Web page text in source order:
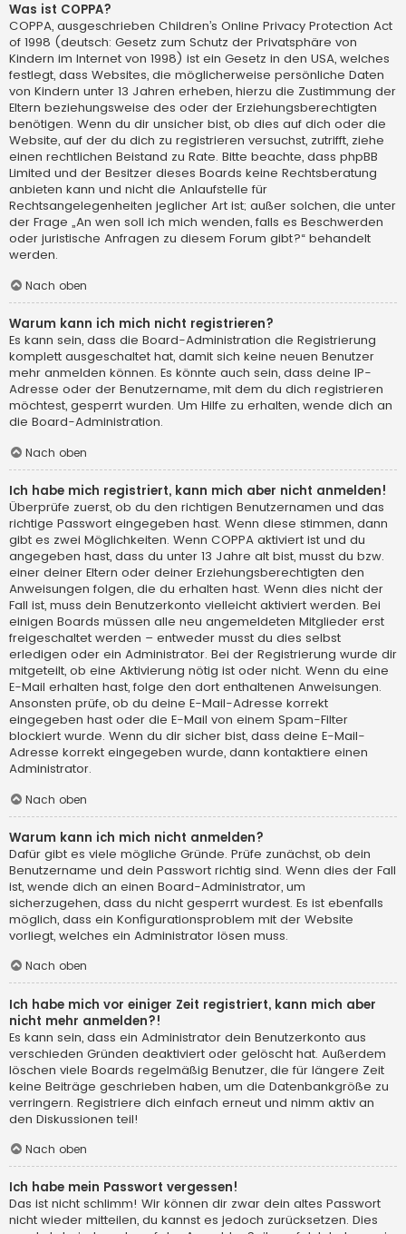
Was ist COPPA?
COPPA, ausgeschrieben Children’s Online Privacy Protection Act
of 1998 (deutsch: Gesetz zum Schutz der Privatsphäre von
Kindern im Internet von 1998) ist ein Gesetz in den USA, welches
festlegt, dass Websites, die möglicherweise persönliche Daten
von Kindern unter 13 Jahren erheben, hierzu die Zustimmung der
Eltern beziehungsweise des oder der Erziehungsberechtigten
benötigen. Wenn du dir unsicher bist, ob dies auf dich oder die
Website, auf der du dich zu registrieren versuchst, zutrifft, ziehe
einen rechtlichen Beistand zu Rate. Bitte beachte, dass phpBB
Limited und der Besitzer dieses Boards keine Rechtsberatung
anbieten kann und nicht die Anlaufstelle für
Rechtsangelegenheiten jeglicher Art ist; außer solchen, die unter
der Frage „An wen soll ich mich wenden, falls es Beschwerden
oder juristische Anfragen zu diesem Forum gibt?“ behandelt
werden.
Nach oben
Warum kann ich mich nicht registrieren?
Es kann sein, dass die Board-Administration die Registrierung
komplett ausgeschaltet hat, damit sich keine neuen Benutzer
mehr anmelden können. Es könnte auch sein, dass deine IP-
Adresse oder der Benutzername, mit dem du dich registrieren
möchtest, gesperrt wurden. Um Hilfe zu erhalten, wende dich an
die Board-Administration.
Nach oben
Ich habe mich registriert, kann mich aber nicht anmelden!
Überprüfe zuerst, ob du den richtigen Benutzernamen und das
richtige Passwort eingegeben hast. Wenn diese stimmen, dann
gibt es zwei Möglichkeiten. Wenn COPPA aktiviert ist und du
angegeben hast, dass du unter 13 Jahre alt bist, musst du bzw.
einer deiner Eltern oder deiner Erziehungsberechtigten den
Anweisungen folgen, die du erhalten hast. Wenn dies nicht der
Fall ist, muss dein Benutzerkonto vielleicht aktiviert werden. Bei
einigen Boards müssen alle neu angemeldeten Mitglieder erst
freigeschaltet werden – entweder musst du dies selbst
erledigen oder ein Administrator. Bei der Registrierung wurde dir
mitgeteilt, ob eine Aktivierung nötig ist oder nicht. Wenn du eine
E-Mail erhalten hast, folge den dort enthaltenen Anweisungen.
Ansonsten prüfe, ob du deine E-Mail-Adresse korrekt
eingegeben hast oder die E-Mail von einem Spam-Filter
blockiert wurde. Wenn du dir sicher bist, dass deine E-Mail-
Adresse korrekt eingegeben wurde, dann kontaktiere einen
Administrator.
Nach oben
Warum kann ich mich nicht anmelden?
Dafür gibt es viele mögliche Gründe. Prüfe zunächst, ob dein
Benutzername und dein Passwort richtig sind. Wenn dies der Fall
ist, wende dich an einen Board-Administrator, um
sicherzugehen, dass du nicht gesperrt wurdest. Es ist ebenfalls
möglich, dass ein Konfigurationsproblem mit der Website
vorliegt, welches ein Administrator lösen muss.
Nach oben
Ich habe mich vor einiger Zeit registriert, kann mich aber
nicht mehr anmelden?!
Es kann sein, dass ein Administrator dein Benutzerkonto aus
verschieden Gründen deaktiviert oder gelöscht hat. Außerdem
löschen viele Boards regelmäßig Benutzer, die für längere Zeit
keine Beiträge geschrieben haben, um die Datenbankgröße zu
verringern. Registriere dich einfach erneut und nimm aktiv an
den Diskussionen teil!
Nach oben
Ich habe mein Passwort vergessen!
Das ist nicht schlimm! Wir können dir zwar dein altes Passwort
nicht wieder mitteilen, du kannst es jedoch zurücksetzen. Dies